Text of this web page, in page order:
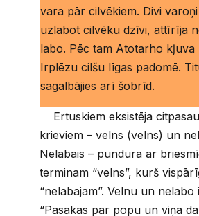
vara pār cilvēkiem. Divi
uzlabot cilvēku dzīvi, attīrīja
labo. Pēc tam Atotarho kļuva
Irplēzu cilšu līgas padomē.
sagalbājies arī šobrīd.
Ertuskiem eksistēja
krieviem – velns (velns) un
Nelabais – pundura ar
terminam “velns”, kurš
“nelabajam”. Velnu un
“Pasakas par popu un viņa